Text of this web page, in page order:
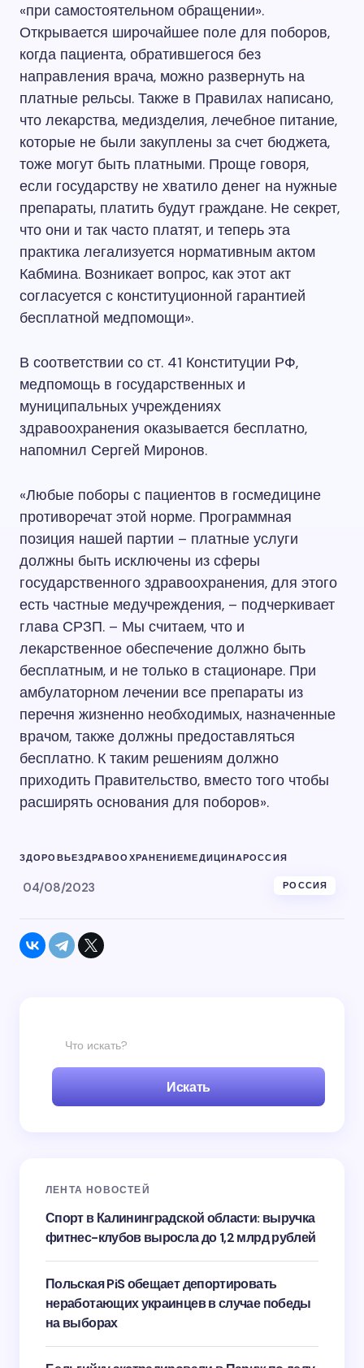
«при самостоятельном обращении».
Открывается широчайшее поле для поборов,
когда пациента, обратившегося без
направления врача, можно развернуть на
платные рельсы. Также в Правилах написано,
что лекарства, медизделия, лечебное питание,
которые не были закуплены за счет бюджета,
тоже могут быть платными. Проще говоря,
если государству не хватило денег на нужные
препараты, платить будут граждане. Не секрет,
что они и так часто платят, и теперь эта
практика легализуется нормативным актом
Кабмина. Возникает вопрос, как этот акт
согласуется с конституционной гарантией
бесплатной медпомощи».
В соответствии со ст. 41 Конституции РФ,
медпомощь в государственных и
муниципальных учреждениях
здравоохранения оказывается бесплатно,
напомнил Сергей Миронов.
«Любые поборы с пациентов в госмедицине
противоречат этой норме. Программная
позиция нашей партии – платные услуги
должны быть исключены из сферы
государственного здравоохранения, для этого
есть частные медучреждения, – подчеркивает
глава СРЗП. – Мы считаем, что и
лекарственное обеспечение должно быть
бесплатным, и не только в стационаре. При
амбулаторном лечении все препараты из
перечня жизненно необходимых, назначенные
врачом, также должны предоставляться
бесплатно. К таким решениям должно
приходить Правительство, вместо того чтобы
расширять основания для поборов».
ЗДОРОВЬЕЗДРАВООХРАНЕНИЕМЕДИЦИНАРОССИЯ
04/08/2023 РОССИЯ
Искать
ЛЕНТА НОВОСТЕЙ
Спорт в Калининградской области: выручка
фитнес-клубов выросла до 1,2 млрд рублей
Польская PiS обещает депортировать
неработающих украинцев в случае победы
на выборах